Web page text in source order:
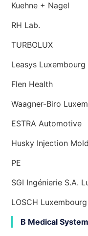
Kuehne + Nagel
RH Lab.
TURBOLUX
Leasys Luxembourg
Flen Health
Waagner-Biro
ESTRA Automotive
Husky Injection
PE
SGI Ingénierie S.A.
LOSCH Luxembourg
B Medical